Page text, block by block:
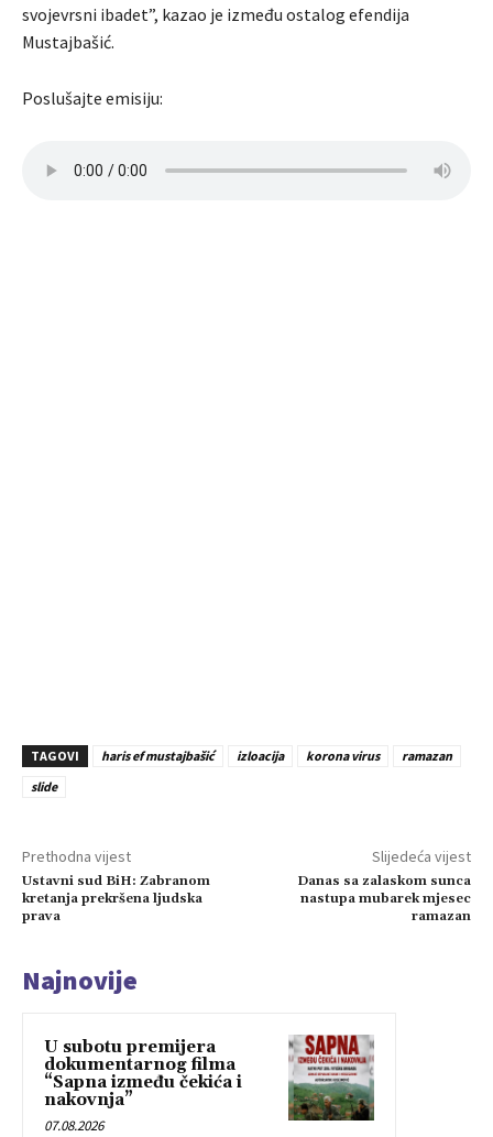
svojevrsni ibadet”, kazao je između ostalog efendija
Mustajbašić.
Poslušajte emisiju:
TAGOVI haris ef mustajbašić izloacija korona virus
ramazan
slide
Prethodna vijest
Ustavni sud BiH: Zabranom
kretanja prekršena ljudska
prava
Slijedeća vijest
Danas sa zalaskom sunca
nastupa mubarek mjesec
ramazan
Najnovije
U subotu premijera
dokumentarnog filma
“Sapna između čekića i
nakovnja”
07.08.2026